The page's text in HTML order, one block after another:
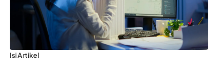
Isi Artikel